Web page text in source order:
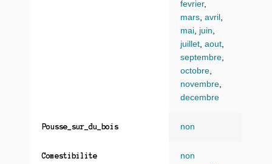
fevrier,
mars, avril ,
mai, juin,
juillet, aout,
septembre,
octobre,
novembre,
decembre
Pousse_sur_du_bois non
Comestibilite
non